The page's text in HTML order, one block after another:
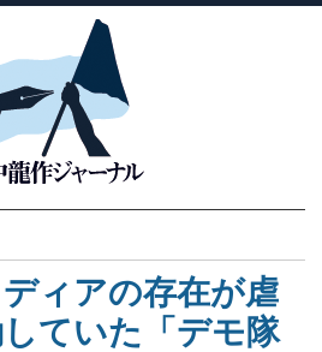
ディアの存在が虐
ていた「デモ隊